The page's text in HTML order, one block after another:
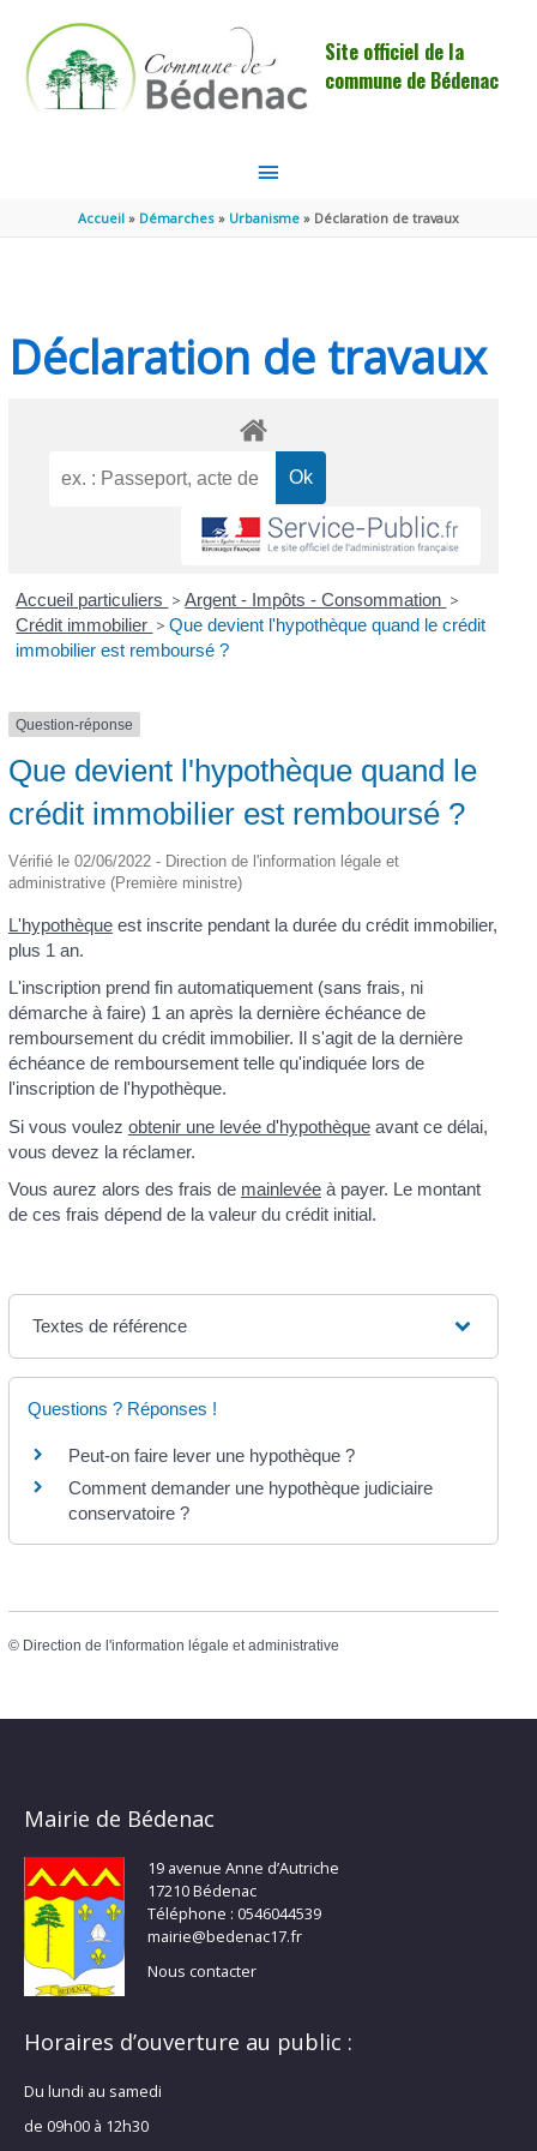
Site officiel de la
commune de Bédenac
MENU
PRINCIPAL
Accueil Démarches Urbanisme Déclaration de travaux
Déclaration de travaux
Accueil particuliers > Argent - Impôts - Consommation >
Crédit immobilier > Que devient l'hypothèque quand le crédit
immobilier est remboursé ?
Question-réponse
Que devient l'hypothèque quand le
crédit immobilier est remboursé ?
Vérifié le 02/06/2022 - Direction de l'information légale et
administrative (Première ministre)
L'hypothèqueest inscrite pendant la durée du crédit immobilier,
plus 1 an.
L'inscription prend fin automatiquement (sans frais, ni
démarche à faire) 1 an après la dernière échéance de
remboursement du crédit immobilier. Il s'agit de la dernière
échéance de remboursement telle qu'indiquée lors de
l'inscription de l'hypothèque.
Si vous voulez obtenir une levée d'hypothèqueavant ce délai,
vous devez la réclamer.
Vous aurez alors des frais de mainlevéeà payer. Le montant
de ces frais dépend de la valeur du crédit initial.
Textes de référence
Questions ? Réponses !
Peut-on faire lever une hypothèque ?
Comment demander une hypothèque judiciaire
conservatoire ?
© Direction de l'information légale et administrative
Mairie de Bédenac
19 avenue Anne d’Autriche
17210 Bédenac
Téléphone : 0546044539
mairie@bedenac17.fr
Nous contacter
Horaires d’ouverture au public :
Du lundi au samedi
de 09h00 à 12h30